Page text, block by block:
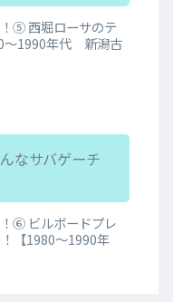
⑤ 西堀ローサのテ
～1990年代 新潟古
なサバゲーチ
⑥ ビルボードプレ
【1980～1990年